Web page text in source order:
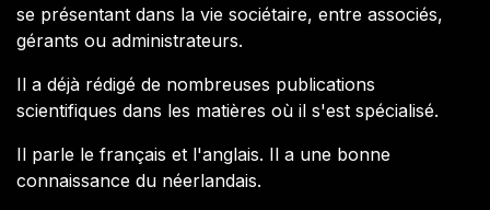
se présentant dans la vie sociétaire, entre associés,
gérants ou administrateurs.
Il a déjà rédigé de nombreuses publications
scientifiques dans les matières où il s'est spécialisé.
Il parle le français et l'anglais. Il a une bonne
connaissance du néerlandais.